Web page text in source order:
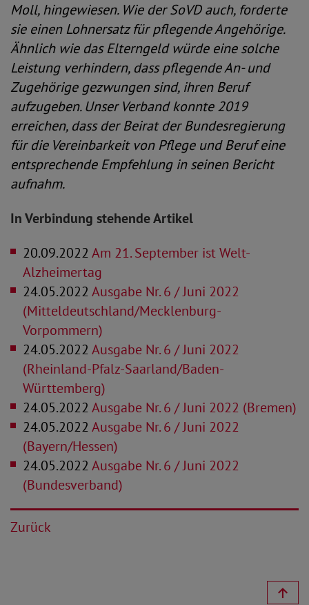
Moll, hingewiesen. Wie der SoVD auch, forderte
sie einen Lohnersatz für pflegende Angehörige.
Ähnlich wie das Elterngeld würde eine solche
Leistung verhindern, dass pflegende An- und
Zugehörige gezwungen sind, ihren Beruf
aufzugeben. Unser Verband konnte 2019
erreichen, dass der Beirat der Bundesregierung
für die Vereinbarkeit von Pflege und Beruf eine
entsprechende Empfehlung in seinen Bericht
aufnahm.
In Verbindung stehende Artikel
20.09.2022Am 21. September ist Welt-
Alzheimertag
24.05.2022Ausgabe Nr. 6 / Juni 2022
(Mitteldeutschland/Mecklenburg-
Vorpommern)
24.05.2022Ausgabe Nr. 6 / Juni 2022
(Rheinland-Pfalz-Saarland/Baden-
Württemberg)
24.05.2022Ausgabe Nr. 6 / Juni 2022 (Bremen)
24.05.2022Ausgabe Nr. 6 / Juni 2022
(Bayern/Hessen)
24.05.2022Ausgabe Nr. 6 / Juni 2022
(Bundesverband)
Zurück